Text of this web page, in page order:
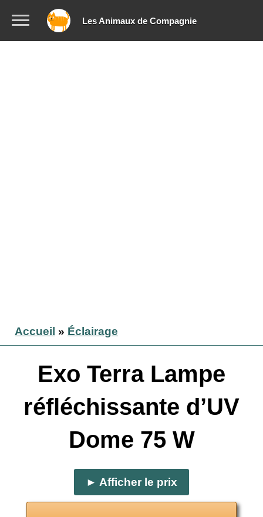
Les Animaux de Compagnie
Accueil » Éclairage
Exo Terra Lampe
réfléchissante d’UV
Dome 75 W
► Afficher le prix